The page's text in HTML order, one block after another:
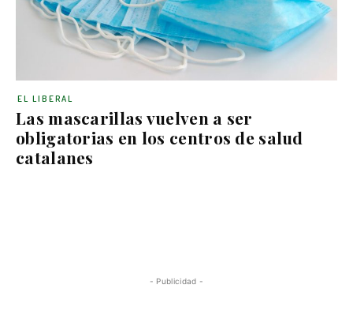
Las mascarillas vuelven a ser
obligatorias en los centros de salud
catalanes
EL LIBERAL
- Publicidad -